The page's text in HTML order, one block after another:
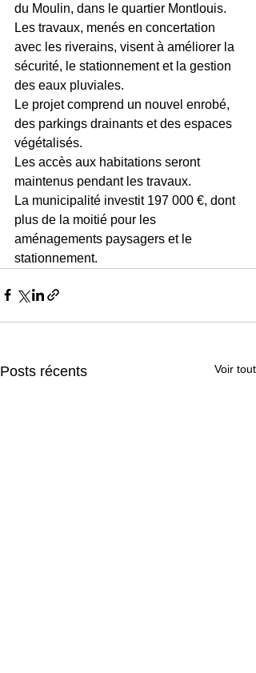
du Moulin, dans le quartier Montlouis.
Les travaux, menés en concertation
avec les riverains, visent à améliorer la
sécurité, le stationnement et la gestion
des eaux pluviales.
Le projet comprend un nouvel enrobé,
des parkings drainants et des espaces
végétalisés.
Les accès aux habitations seront
maintenus pendant les travaux.
La municipalité investit 197 000 €, dont
plus de la moitié pour les
aménagements paysagers et le
stationnement.
Posts récents Voir tout